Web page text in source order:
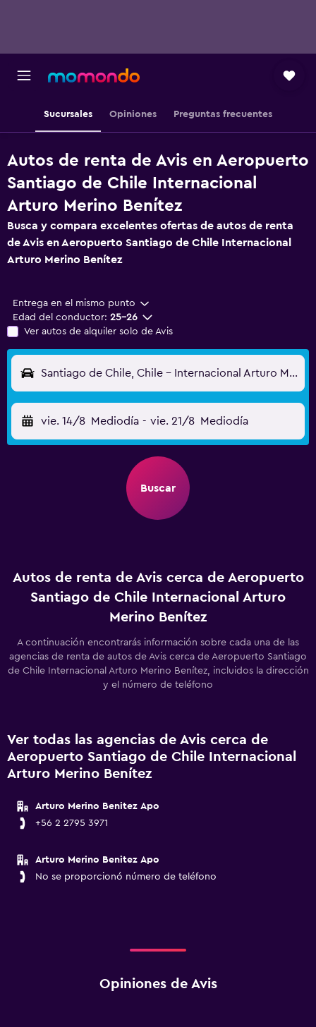
Sucursales Opiniones Preguntas frecuentes
Autos de renta de Avis en Aeropuerto
Santiago de Chile Internacional
Arturo Merino Benítez
Busca y compara excelentes ofertas de autos de renta
de Avis en Aeropuerto Santiago de Chile Internacional
Arturo Merino Benítez
Entrega en el mismo punto
Edad del conductor: 25-26
Ver autos de alquiler solo de Avis
Santiago de Chile, Chile - Internacional Arturo Merino Benítez (SCL)
vie. 14/8 Mediodía - vie. 21/8 Mediodía
Buscar
Autos de renta de Avis cerca de Aeropuerto
Santiago de Chile Internacional Arturo
Merino Benítez
A continuación encontrarás información sobre cada una de las
agencias de renta de autos de Avis cerca de Aeropuerto Santiago
de Chile Internacional Arturo Merino Benítez, incluidos la dirección
y el número de teléfono
Ver todas las agencias de Avis cerca de
Aeropuerto Santiago de Chile Internacional
Arturo Merino Benítez
Arturo Merino Benitez Apo
+56 2 2795 3971
Arturo Merino Benitez Apo
No se proporcionó número de teléfono
Opiniones de Avis